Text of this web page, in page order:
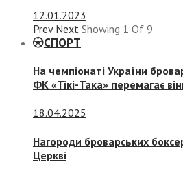
12.01.2023
Prev Next Showing 1 Of 9
СПОРТ
На чемпіонаті України
ФК «Тікі-Така» перемагає
18.04.2025
Нагороди броварських
Церкві